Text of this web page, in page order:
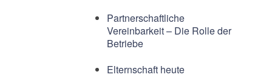
Partnerschaftliche
Vereinbarkeit – Die Rolle der
Betriebe
Elternschaft heute